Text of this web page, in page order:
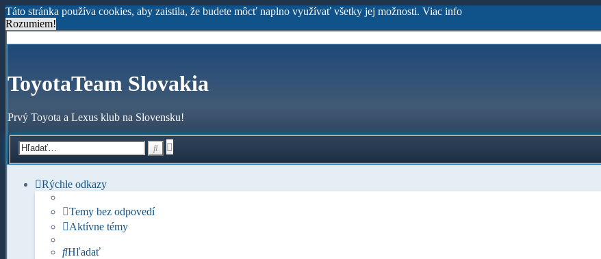
Táto stránka používa cookies, aby zaistila, že budete môcť naplno využívať všetky jej možnosti. Viac info
Rozumiem!
ToyotaTeam Slovakia
Prvý Toyota a Lexus klub na Slovensku!
vyhľadávanie
Rýchle odkazy
Temy bez odpovedí
Aktívne témy
Hľadať